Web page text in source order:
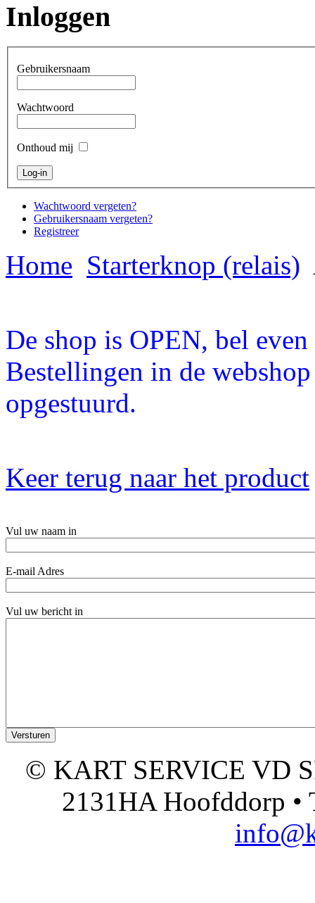
Inloggen
Gebruikersnaam
Wachtwoord
Onthoud mij
Wachtwoord vergeten?
Gebruikersnaam vergeten?
Registreer
Home Starterknop (relais)
De shop is OPEN, bel
Bestellingen in de
opgestuurd.
Keer terug naar het product
Vul uw naam in
E-mail Adres
Vul uw bericht in
© KART SERVICE VD
2131HA Hoofddorp •